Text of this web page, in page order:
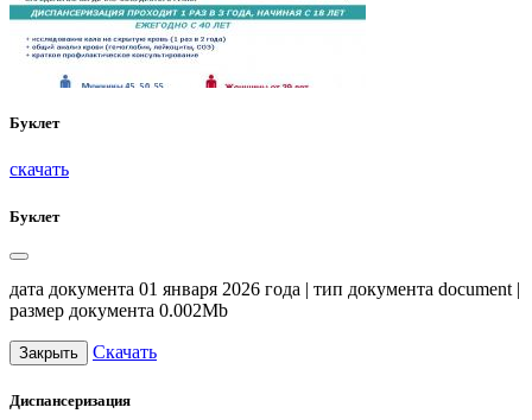
Буклет
скачать
Буклет
дата документа 01 января 2026 года | тип документа document |
размер документа 0.002Mb
Закрыть Скачать
Диспансеризация